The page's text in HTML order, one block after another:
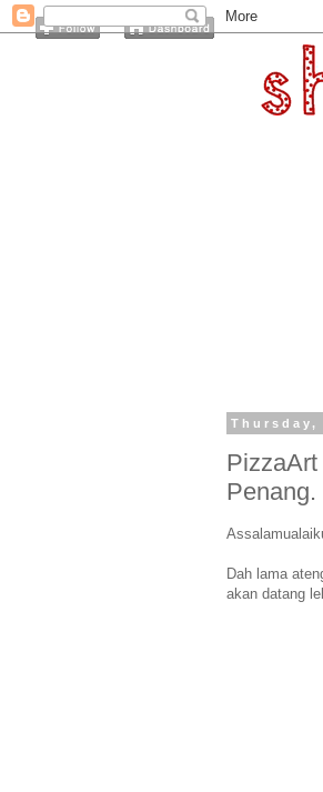
Thursday,
Penang.
Dah lama
akan datang